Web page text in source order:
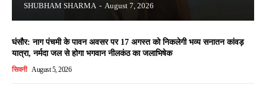
SHUBHAM SHARMA - August 7, 2026
घंसौर: नाग पंचमी के पावन अवसर पर 17 अगस्त को निकलेगी भव्य सनातन कांवड़
यात्रा, नर्मदा जल से होगा भगवान नीलकंठ का जलाभिषेक
सिवनी August 5, 2026